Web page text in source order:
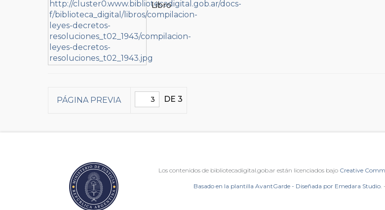
Libro
PÁGINA PREVIA DE 3
Los contenidos de bibliotecadigital.gob.ar están licenciados bajo Creative
Basado en la plantilla AvantGarde - Diseñada por Emedara Studio. -